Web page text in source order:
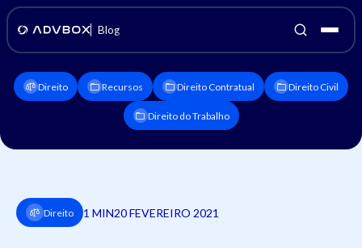
Blog
Direito Recursos Direito Contratual Direito Civil
Direito do Trabalho
Direito 1 MIN20 FEVEREIRO 2021